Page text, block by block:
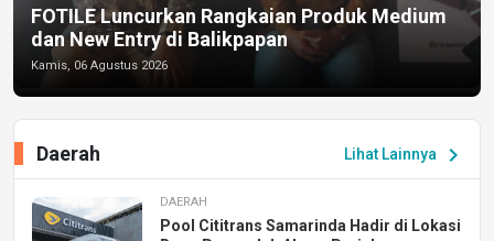
FOTILE Luncurkan Rangkaian Produk Medium
dan New Entry di Balikpapan
Kamis, 06 Agustus 2026
Lihat Lainnya chevron_right
Daerah
DAERAH
Pool Cititrans Samarinda Hadir di Lokasi